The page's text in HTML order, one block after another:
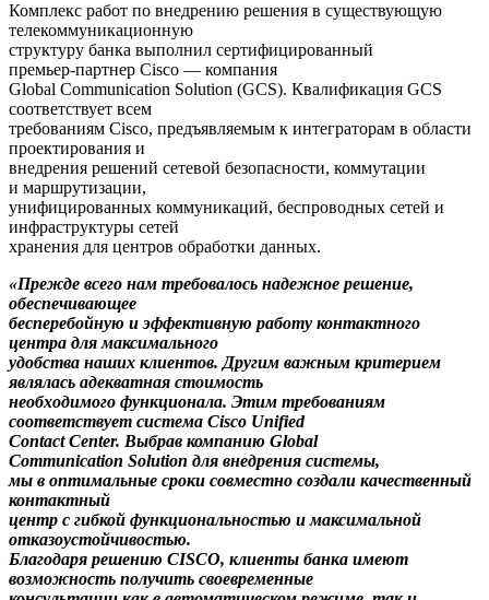
Комплекс работ по внедрению решения в существующую
телекоммуникационную
структуру банка выполнил сертифицированный
премьер‑партнер Cisco — компания
Global Communication Solution (GCS). Квалификация GCS
соответствует всем
требованиям Cisco, предъявляемым к интеграторам в области
проектирования и
внедрения решений сетевой безопасности, коммутации
и маршрутизации,
унифицированных коммуникаций, беспроводных сетей и
инфраструктуры сетей
хранения для центров обработки данных.
«Прежде всего нам требовалось надежное решение,
обеспечивающее
бесперебойную и эффективную работу контактного
центра для максимального
удобства наших клиентов. Другим важным критерием
являлась адекватная стоимость
необходимого функционала. Этим требованиям
соответствует система Cisco Unified
Contact Center. Выбрав компанию Global
Communication Solution для внедрения системы,
мы в оптимальные сроки совместно создали качественный
контактный
центр с гибкой функциональностью и максимальной
отказоустойчивостью.
Благодаря решению CISCO, клиенты банка имеют
возможность получить своевременные